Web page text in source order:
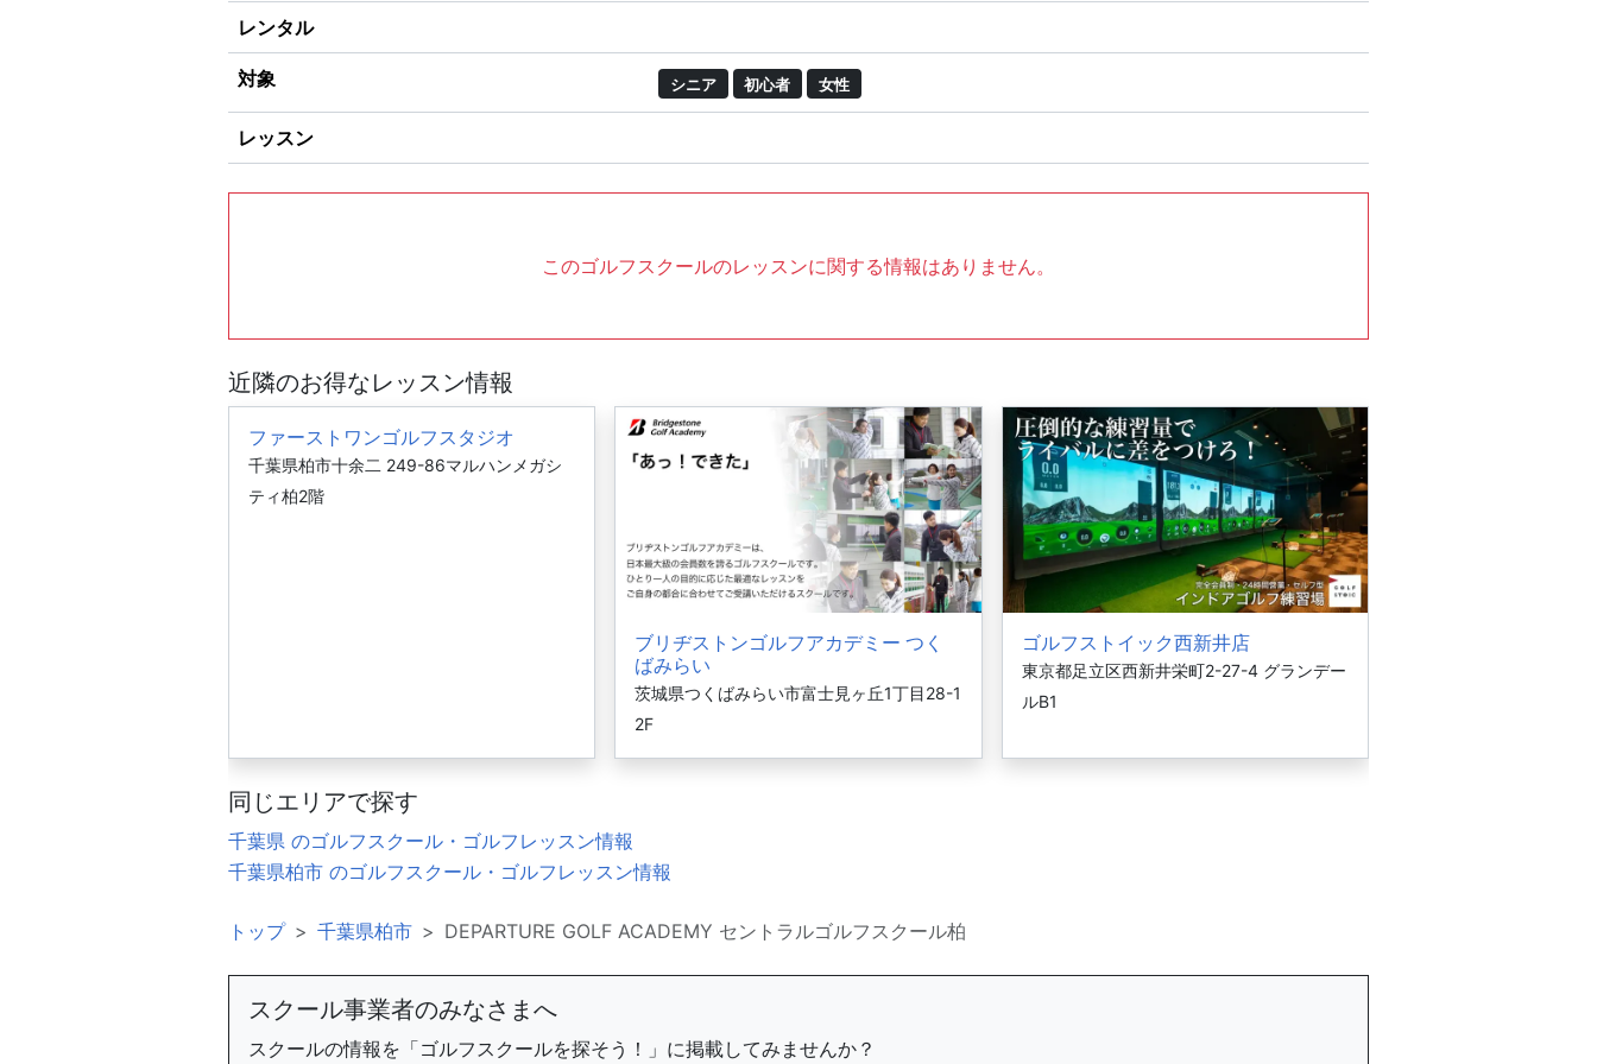
レンタル
対象 シニア 初心者 女性
レッスン
このゴルフスクールのレッスンに関する情報はありません。
近隣のお得なレッスン情報
ファーストワンゴルフスタジオ
千葉県柏市十余二 249-86マルハンメガシ
ティ柏2階
ブリヂストンゴルフアカデミー つく
ばみらい
茨城県つくばみらい市富士見ヶ丘1丁目28-1
2F
ゴルフストイック西新井店
東京都足立区西新井栄町2-27-4 グランデー
ルB1
同じエリアで探す
千葉県 のゴルフスクール・ゴルフレッスン情報
千葉県柏市 のゴルフスクール・ゴルフレッスン情報
トップ 千葉県柏市 DEPARTURE GOLF ACADEMY セントラルゴルフスクール柏
スクール事業者のみなさまへ
スクールの情報を「ゴルフスクールを探そう！」に掲載してみませんか？